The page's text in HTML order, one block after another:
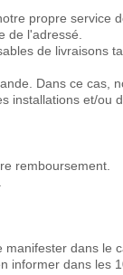
propre service
de l'adressé.
de livraisons
Dans ce cas,
et/
remboursement.
dans le
dans